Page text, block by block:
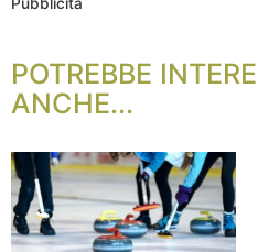
Pubblicità
POTREBBE
ANCHE...